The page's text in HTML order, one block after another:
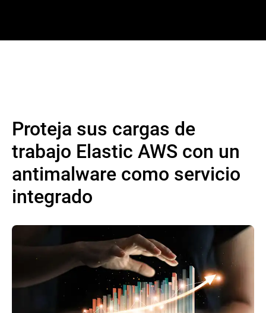
Proteja sus cargas de
trabajo Elastic AWS con un
antimalware como servicio
integrado